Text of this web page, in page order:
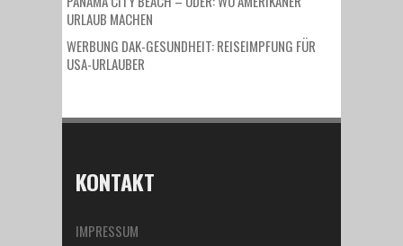
URLAUB MACHEN
WERBUNG DAK-GESUNDHEIT: REISEIMPFUNG FÜR
USA-URLAUBER
KONTAKT
IMPRESSUM